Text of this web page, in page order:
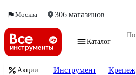
Москва 306 магазинов
Каталог
Акции Инструмент Крепеж